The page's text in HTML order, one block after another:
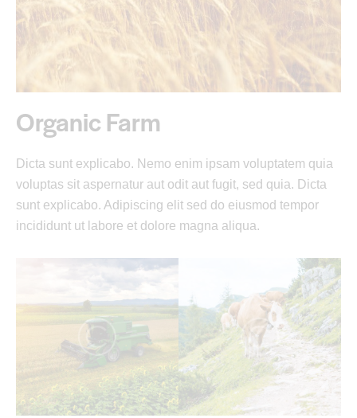
Organic Farm
Dicta sunt explicabo. Nemo enim ipsam voluptatem quia
voluptas sit aspernatur aut odit aut fugit, sed quia. Dicta
sunt explicabo. Adipiscing elit sed do eiusmod tempor
incididunt ut labore et dolore magna aliqua.